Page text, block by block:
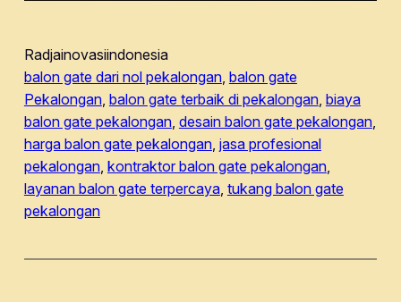
Radjainovasiindonesia
balon gate dari nol pekalongan, balon gate
Pekalongan, balon gate terbaik di pekalongan, biaya
balon gate pekalongan, desain balon gate pekalongan
harga balon gate pekalongan, jasa profesional
pekalongan, kontraktor balon gate pekalongan
layanan balon gate terpercaya, tukang balon gate
pekalongan